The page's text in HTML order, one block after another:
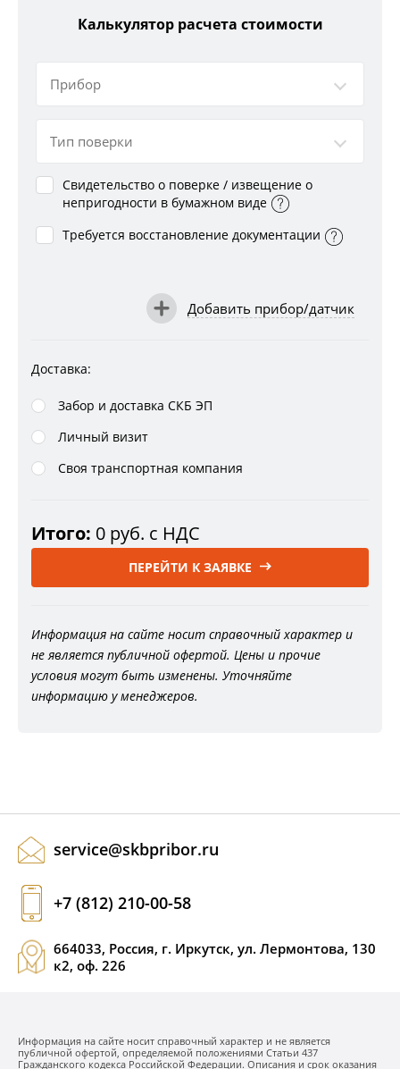
Калькулятор расчета стоимости
Прибор
Тип поверки
Свидетельство о поверке / извещение о
непригодности в бумажном виде
Требуется восстановление документации
Добавить прибор/датчик
Доставка:
Забор и доставка СКБ ЭП
Личный визит
Своя транспортная компания
Итого: 0 руб. с НДС
ПЕРЕЙТИ К ЗАЯВКЕ
Информация на сайте носит справочный характер и
не является публичной офертой. Цены и прочие
условия могут быть изменены. Уточняйте
информацию у менеджеров.
service@skbpribor.ru
+7 (812) 210-00-58
664033, Россия, г. Иркутск, ул. Лермонтова, 130
к2, оф. 226
Информация на сайте носит справочный характер и не является
публичной офертой, определяемой положениями Статьи 437
Гражданского кодекса Российской Федерации. Описания и срок оказания